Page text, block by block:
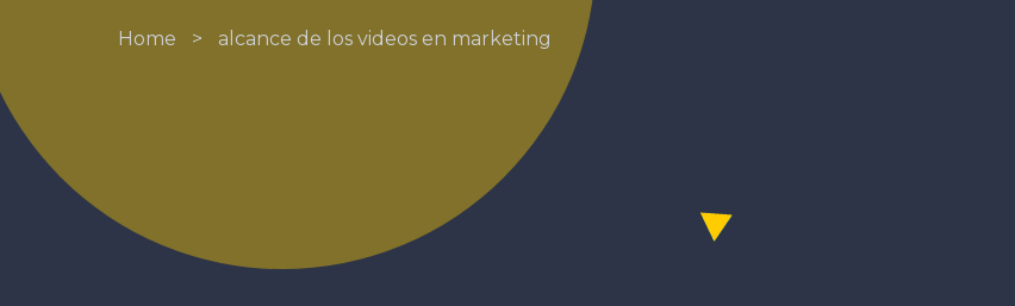
Home > alcance de los videos en marketing